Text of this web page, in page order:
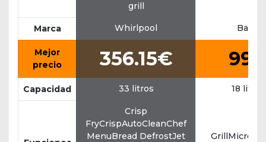
grill
Marca Whirlpool Balay
Mejor
precio
356.15€
Capacidad 33 litros 18 litros
Crisp
FryCrispAutoCleanChef
MenuBread DefrostJet